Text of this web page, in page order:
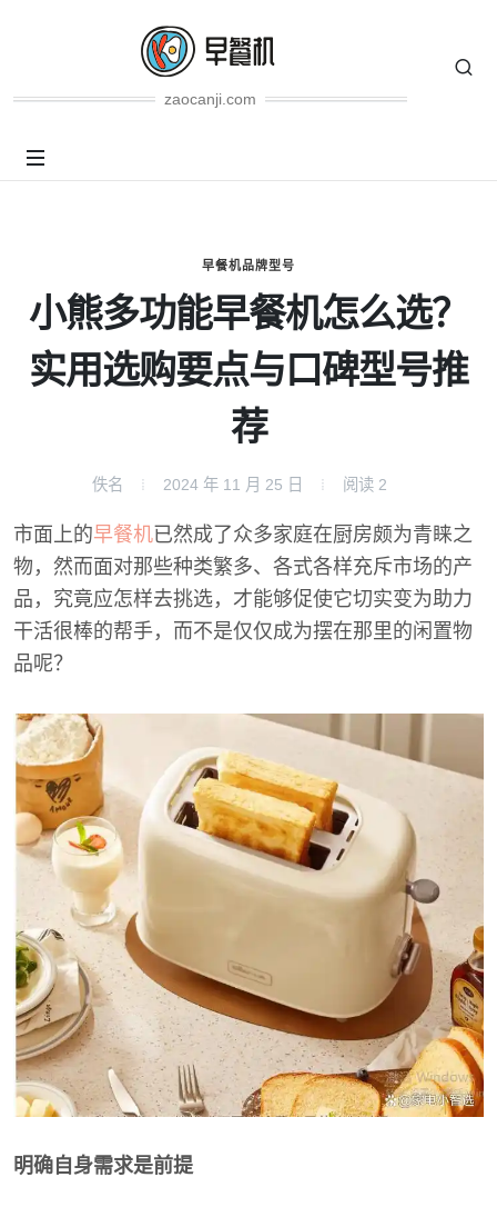
zaocanji.com
早餐机品牌型号
小熊多功能早餐机怎么选？
实用选购要点与口碑型号推
荐
佚名 2024 年 11 月 25 日 阅读 2
市面上的早餐机已然成了众多家庭在厨房颇为青睐之
物，然而面对那些种类繁多、各式各样充斥市场的产
品，究竟应怎样去挑选，才能够促使它切实变为助力
干活很棒的帮手，而不是仅仅成为摆在那里的闲置物
品呢？
明确自身需求是前提